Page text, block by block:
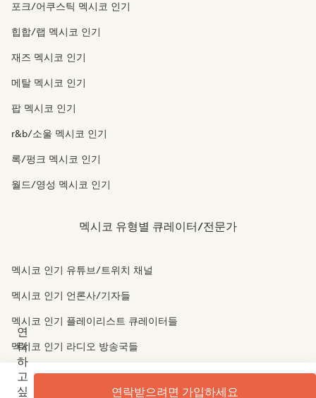
포크/어쿠스틱 멕시코 인기
힙합/랩 멕시코 인기
재즈 멕시코 인기
메탈 멕시코 인기
팝 멕시코 인기
r&b/소울 멕시코 인기
록/펑크 멕시코 인기
월드/영성 멕시코 인기
멕시코 유형별 큐레이터/전문가
멕시코 인기 유튜브/트위치 채널
멕시코 인기 언론사/기자들
멕시코 인기 플레이리스트 큐레이터들
멕시코 인기 라디오 방송국들
멕시코 인기 소셜 미디어 인플루언서들
연
락
하
고
싶
연락받으려면 가입하세요